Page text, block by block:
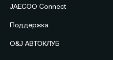
JAECOO Connect
Поддержка
O&J АВТОКЛУБ